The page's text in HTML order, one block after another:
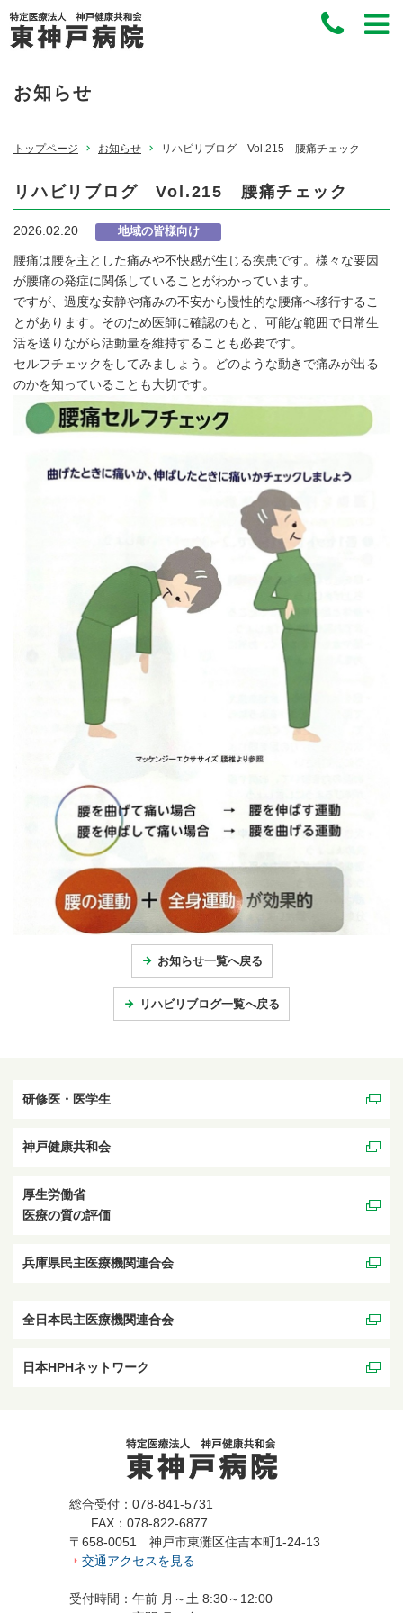
お知らせ
トップページ お知らせ リハビリブログ Vol.215 腰痛チェック
リハビリブログ Vol.215 腰痛チェック
2026.02.20 地域の皆様向け
腰痛は腰を主とした痛みや不快感が生じる疾患です。様々な要因
が腰痛の発症に関係していることがわかっています。
ですが、過度な安静や痛みの不安から慢性的な腰痛へ移行するこ
とがあります。そのため医師に確認のもと、可能な範囲で日常生
活を送りながら活動量を維持することも必要です。
セルフチェックをしてみましょう。どのような動きで痛みが出る
のかを知っていることも大切です。
お知らせ一覧へ戻る
リハビリブログ一覧へ戻る
研修医・医学生
神戸健康共和会
厚生労働省
医療の質の評価
兵庫県民主医療機関連合会
全日本民主医療機関連合会
日本HPHネットワーク
総合受付：078-841-5731
FAX：078-822-6877
〒658-0051 神戸市東灘区住吉本町1-24-13
交通アクセスを見る
受付時間：午前 月～土 8:30～12:00